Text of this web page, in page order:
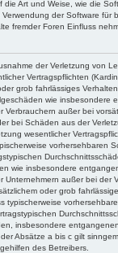
Art und Weise, wie die
der Software für
fremder Foren Einfluss
der Verletzung von
Vertragspflichten
grob fahrlässiges
wie insbesondere
Verbrauchern außer bei
bei Schäden aus der
wesentlicher
vorhersehbaren
wie insbesondere
Unternehmern außer bei der
oder grob
typischerweise
insbesondere
Absätze a bis c gilt
des Betreibers.